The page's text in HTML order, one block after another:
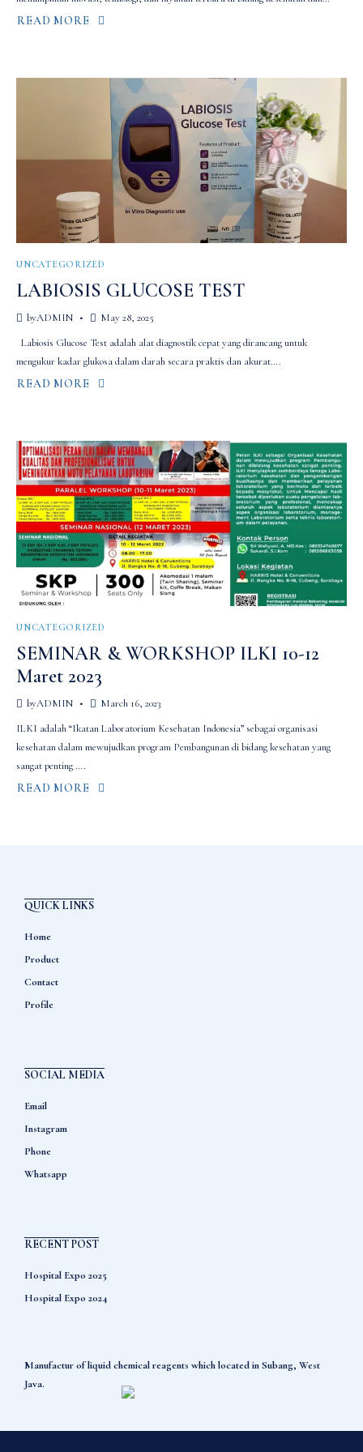
READ MORE
ABOUT
UNCATEGORIZED
LABIOSIS GLUCOSE TEST
byADMIN
May 28, 2025
Labiosis Glucose Test adalah alat diagnostik cepat yang dirancang untuk
mengukur kadar glukosa dalam darah secara praktis dan akurat….
READ MORE
ABOUT
UNCATEGORIZED
SEMINAR & WORKSHOP ILKI 10-12
Maret 2023
byADMIN
March 16, 2023
ILKI adalah “Ikatan Laboratorium Kesehatan Indonesia” sebagai organisasi
kesehatan dalam mewujudkan program Pembangunan di bidang kesehatan yang
sangat penting ….
READ MORE
ABOUT
QUICK LINKS
Home
Product
Contact
Profile
SOCIAL MEDIA
Email
Instagram
Phone
Whatsapp
RECENT POST
Hospital Expo 2025
Hospital Expo 2024
Manufactur of liquid chemical reagents which located in Subang, West
Java.